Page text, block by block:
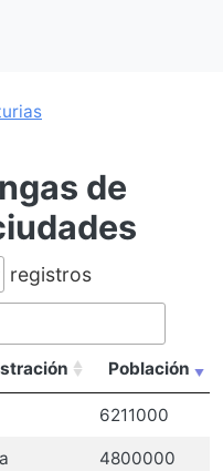
de
registros
Población
6211000
4800000